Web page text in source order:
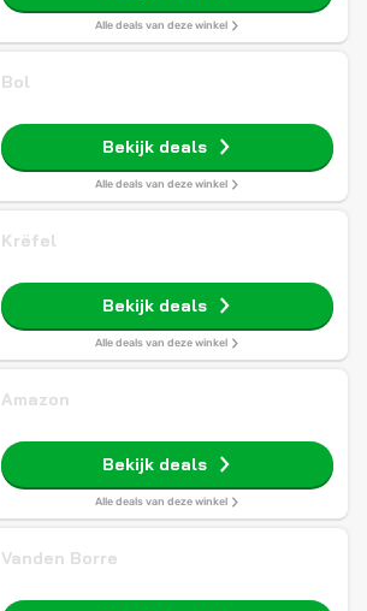
Alle deals van deze winkel
Bol
Bekijk deals
Alle deals van deze winkel
Krëfel
Bekijk deals
Alle deals van deze winkel
Amazon
Bekijk deals
Alle deals van deze winkel
Vanden Borre